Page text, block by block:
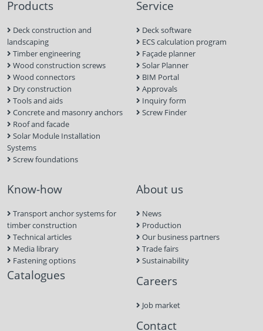
Products
Deck construction and
landscaping
Timber engineering
Wood construction screws
Wood connectors
Dry construction
Tools and aids
Concrete and masonry anchors
Roof and facade
Solar Module Installation
Systems
Screw foundations
Service
Deck software
ECS calculation program
Façade planner
Solar Planner
BIM Portal
Approvals
Inquiry form
Screw Finder
Know-how
Transport anchor systems for
timber construction
Technical articles
Media library
Fastening options
Catalogues
About us
News
Production
Our business partners
Trade fairs
Sustainability
Careers
Job market
Contact